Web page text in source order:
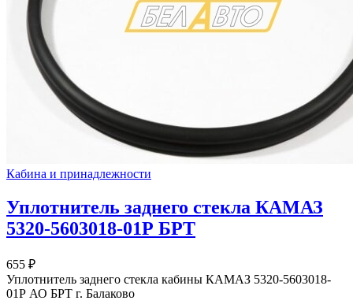
Кабина и принадлежности
Уплотнитель заднего стекла КАМАЗ
5320-5603018-01Р БРТ
655 ₽
Уплотнитель заднего стекла кабины КАМАЗ 5320-5603018-
01Р АО БРТ г. Балаково